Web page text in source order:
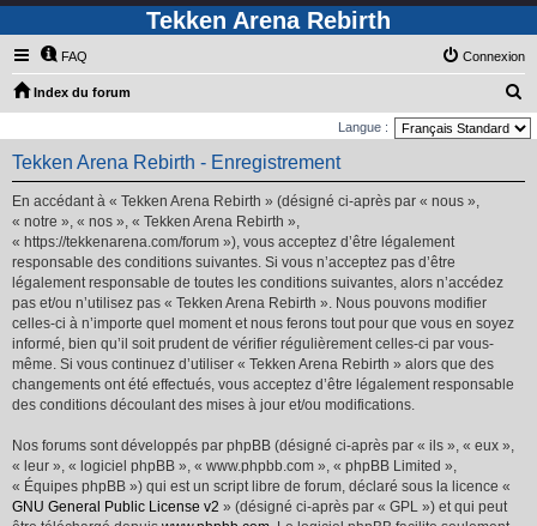
Tekken Arena Rebirth
FAQ Connexion
Index du forum
e
Langue :
Tekken Arena Rebirth - Enregistrement
En accédant à « Tekken Arena Rebirth » (désigné ci-après par « nous »,
« notre », « nos », « Tekken Arena Rebirth »,
« https://tekkenarena.com/forum »), vous acceptez d’être légalement
responsable des conditions suivantes. Si vous n’acceptez pas d’être
légalement responsable de toutes les conditions suivantes, alors n’accédez
pas et/ou n’utilisez pas « Tekken Arena Rebirth ». Nous pouvons modifier
celles-ci à n’importe quel moment et nous ferons tout pour que vous en soyez
informé, bien qu’il soit prudent de vérifier régulièrement celles-ci par vous-
même. Si vous continuez d’utiliser « Tekken Arena Rebirth » alors que des
changements ont été effectués, vous acceptez d’être légalement responsable
des conditions découlant des mises à jour et/ou modifications.
Nos forums sont développés par phpBB (désigné ci-après par « ils », « eux »,
« leur », « logiciel phpBB », « www.phpbb.com », « phpBB Limited »,
« Équipes phpBB ») qui est un script libre de forum, déclaré sous la licence «
GNU General Public License v2 » (désigné ci-après par « GPL ») et qui peut